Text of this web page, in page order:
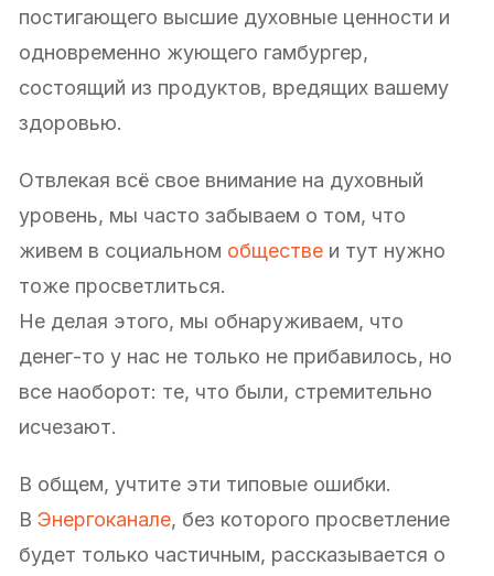
постигающего высшие духовные ценности и
одновременно жующего гамбургер,
состоящий из продуктов, вредящих вашему
здоровью.
Отвлекая всё свое внимание на духовный
уровень, мы часто забываем о том, что
живем в социальном обществе и тут нужно
тоже просветлиться.
Не делая этого, мы обнаруживаем, что
денег-то у нас не только не прибавилось, но
все наоборот: те, что были, стремительно
исчезают.
В общем, учтите эти типовые ошибки.
В Энергоканале, без которого просветление
будет только частичным, рассказывается о